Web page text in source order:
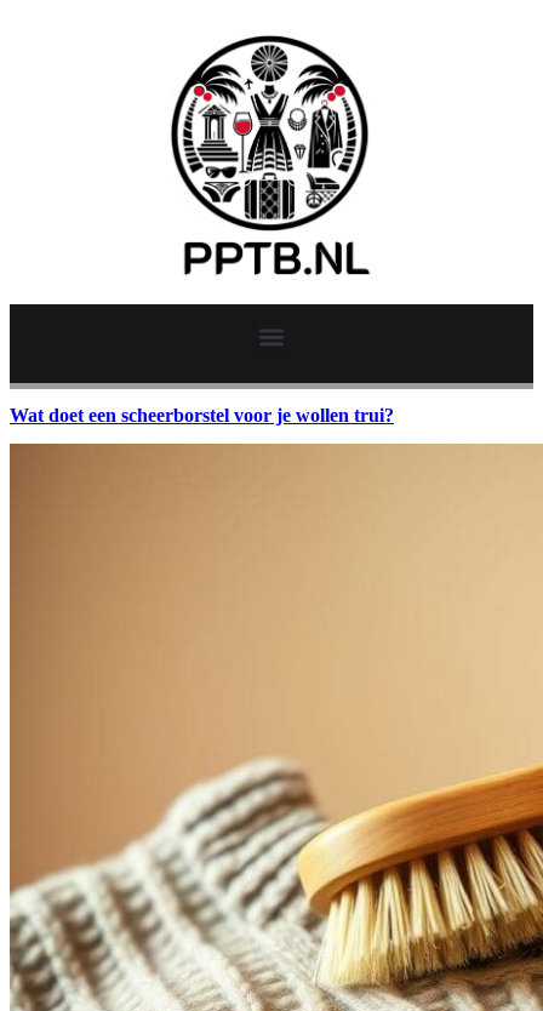
Wat doet een scheerborstel voor je wollen trui?